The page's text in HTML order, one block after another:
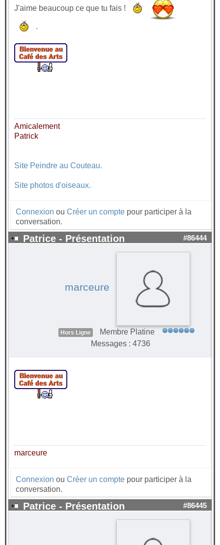
J'aime beaucoup ce que tu fais !
.
Amicalement
Patrick
Site Peindre au Couteau.
Site photos d'oiseaux.
Connexion ou Créer un compte pour participer à la
conversation.
Patrice - Présentation #86444
marceure
Hors Ligne
Membre Platine
Messages : 4736
marceure
Connexion ou Créer un compte pour participer à la
conversation.
Patrice - Présentation #86445